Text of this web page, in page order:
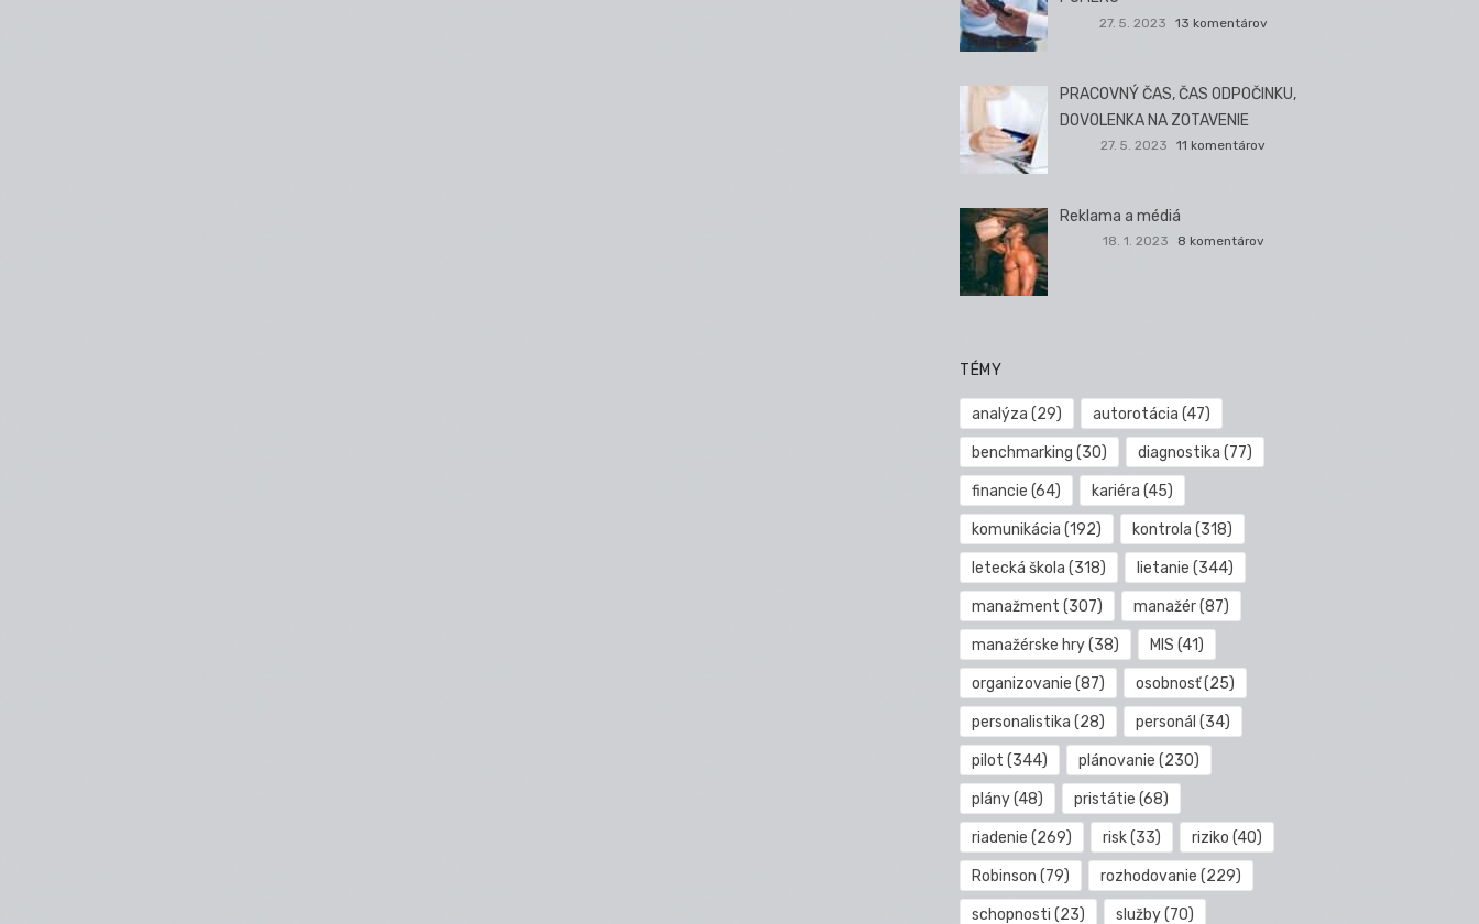
27. 5. 2023 13 komentárov
PRACOVNÝ ČAS, ČAS ODPOČINKU,
DOVOLENKA NA ZOTAVENIE
27. 5. 2023 11 komentárov
Reklama a médiá
18. 1. 2023 8 komentárov
TÉMY
analýza (29) autorotácia (47)
benchmarking (30) diagnostika (77)
financie (64) kariéra (45)
komunikácia (192) kontrola (318)
letecká škola (318) lietanie (344)
manažment (307) manažér(87)
manažérske hry(38) MIS (41)
organizovanie (87) osobnosť(25)
personalistika (28) personál (34)
pilot (344) plánovanie (230)
plány(48) pristátie (68)
riadenie (269) risk(33) riziko (40)
Robinson (79) rozhodovanie (229)
schopnosti (23) služby(70)